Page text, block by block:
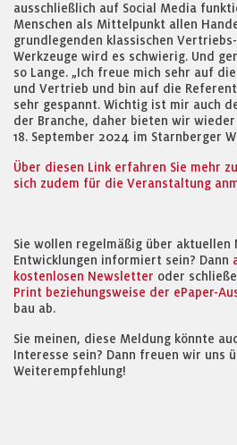
ausschließlich auf Social Media
Menschen als Mittelpunkt allen
grundlegenden klassischen
Werkzeuge wird es schwierig. Und
so Lange. „Ich freue mich sehr auf
und Vertrieb und bin auf die
sehr gespannt. Wichtig ist mir auch
der Branche, daher bieten wir
18. September 2024 im Starnberger
Über diesen Link erfahren Sie mehr
sich zudem für die Veranstaltung
Sie wollen regelmäßig über aktuellen
Entwicklungen informiert sein? Dann
kostenlosen Newsletter oder
Print beziehungsweise der ePaper-
bau ab.
Sie meinen, diese Meldung könnte
Interesse sein? Dann freuen wir uns
Weiterempfehlung!